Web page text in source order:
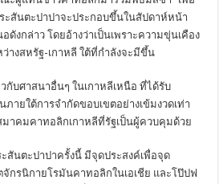
ะสันตะปาปาจะประกอบขึ้นในสัปดาห์หน้า
ดังกล่าว โดยอ้างว่าเป็นเพราะความขุ่นเคือง
างสหรัฐ-เกาหลี ใต้ที่กำลังจะมีขึ้น
กับศาสนาอื่นๆ ในเกาหลีเหนือ ที่ได้รับ
ายใต้การจำกัดขอบเขตอย่างเข้มงวดเท่า
าคมคาทอลิกเกาหลีที่รัฐเป็นผู้ควบคุมด้วย
สันตะปาปาครั้งนี้ มีจุดประสงค์เพื่อจุด
จักรนิกายโรมันคาทอลิกในเอเชีย และโป๊ปฟ